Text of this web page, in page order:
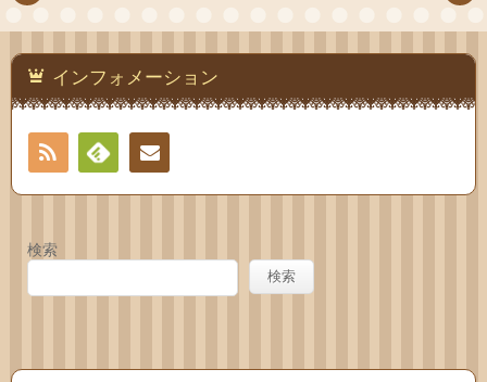
インフォメーション
RSS
Feedlyお問
検索
検索